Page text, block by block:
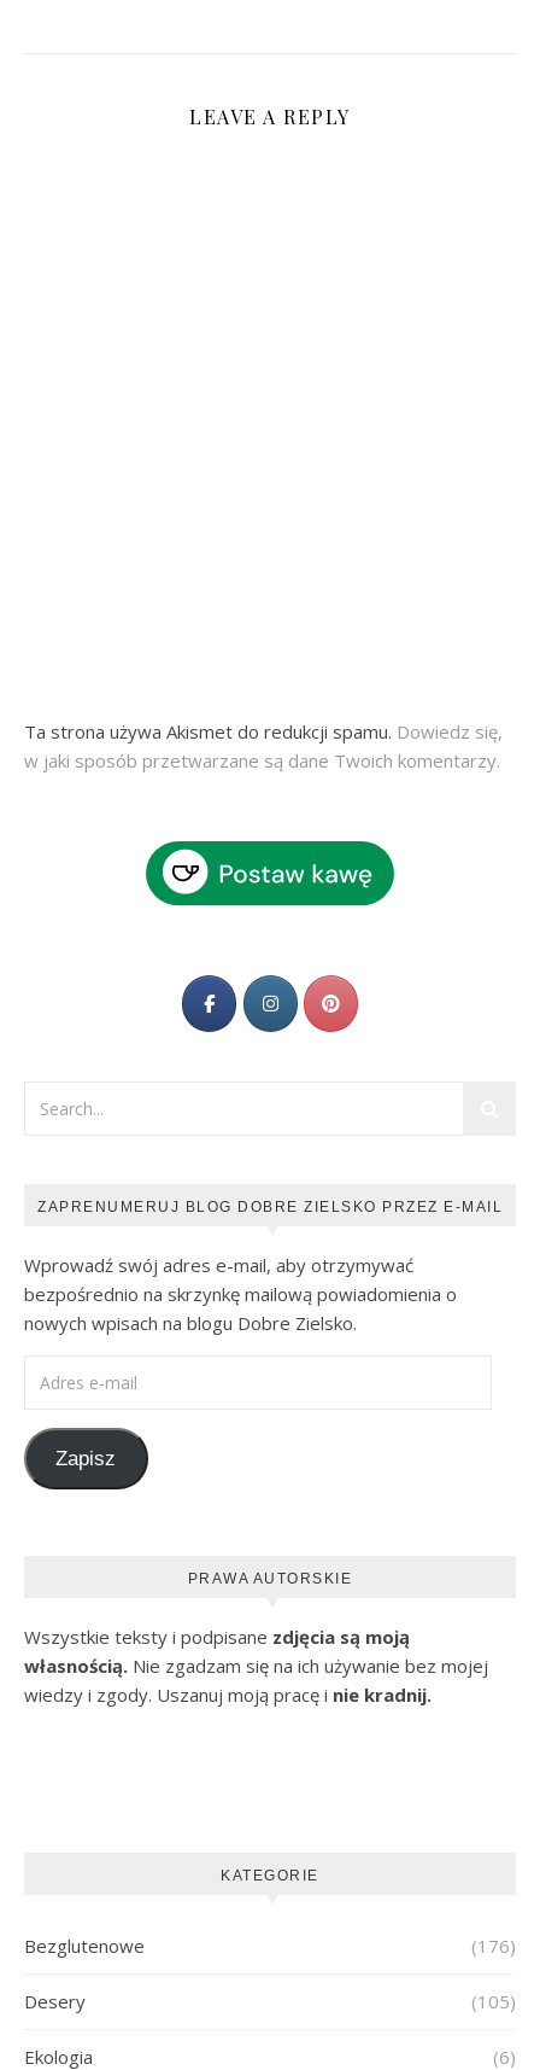
LEAVE A REPLY
Ta strona używa Akismet do redukcji spamu. Dowiedz się,
w jaki sposób przetwarzane są dane Twoich komentarzy.
ZAPRENUMERUJ BLOG DOBRE ZIELSKO PRZEZ E-MAIL
Wprowadź swój adres e-mail, aby otrzymywać
bezpośrednio na skrzynkę mailową powiadomienia o
nowych wpisach na blogu Dobre Zielsko.
Zapisz
PRAWA AUTORSKIE
Wszystkie teksty i podpisane zdjęcia są moją
własnością. Nie zgadzam się na ich używanie bez mojej
wiedzy i zgody. Uszanuj moją pracę i nie kradnij.
KATEGORIE
Bezglutenowe (176)
Desery (105)
Ekologia (6)